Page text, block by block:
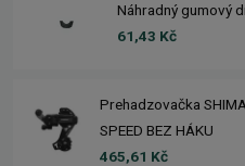
Náhradný gumový
61,43 Kč
Prehadzovačka
SPEED BEZ HÁKU
465,61 Kč